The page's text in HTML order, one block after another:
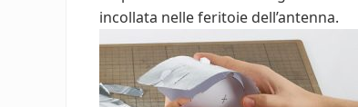
incollata nelle feritoie dell’antenna.